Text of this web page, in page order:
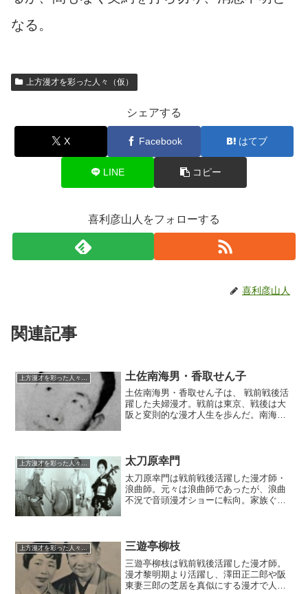
なる。
上方漫才を彩った人々（仮）
シェアする
X Facebook はてブ
LINE コピー
喜利彦山人をフォローする
喜利彦山人
関連記事
上方漫才を彩った人々（仮） 土佐南海男・香取せん子
土佐南海男・香取せん子は、 戦前戦後活
躍した夫婦漫才。戦前は東京、戦後は大
阪と変則的な漫才人生を歩んだ。南海男
作った隠れた功労者でもある。
上方漫才を彩った人々（仮） 太刀原幸門
太刀原幸門は戦前戦後活躍した漫才師・
浪曲師。元々は浪曲師であったが、浪曲
不況で音頭漫才ショーに転向。家族ぐる
古老・貴重なケレンの演者として活躍。
上方漫才を彩った人々（仮） 三遊亭柳枝
三遊亭柳枝は戦前戦後活躍した漫才師。
漫才黎明期より活躍し、澤田正二郎や阪
東妻三郎の芝居を真似にする漫才で人気